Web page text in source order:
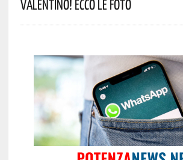
Valentino! Ecco Le Foto